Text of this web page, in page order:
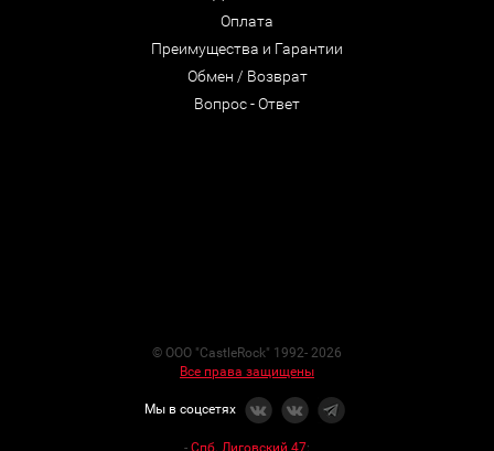
Оплата
Преимущества и Гарантии
Обмен / Возврат
Вопрос - Ответ
© ООО "CastleRock" 1992- 2026
Все права защищены
Мы в соцсетях
- Спб. Лиговский 47: